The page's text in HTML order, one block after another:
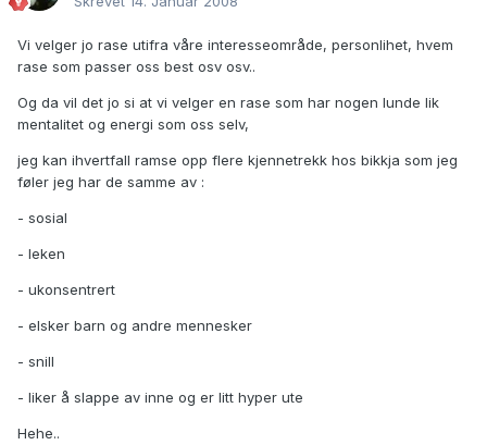
Vi velger jo rase utifra våre interesseområde, personlihet, hvem
rase som passer oss best osv osv..
Og da vil det jo si at vi velger en rase som har nogen lunde lik
mentalitet og energi som oss selv,
jeg kan ihvertfall ramse opp flere kjennetrekk hos bikkja som jeg
føler jeg har de samme av :
- sosial
- leken
- ukonsentrert
- elsker barn og andre mennesker
- snill
- liker å slappe av inne og er litt hyper ute
Hehe..